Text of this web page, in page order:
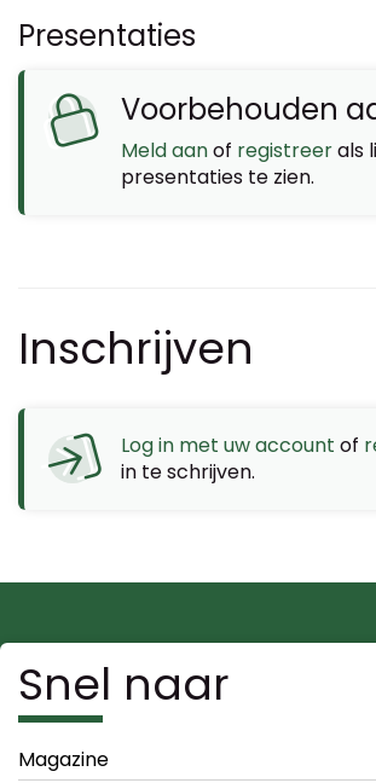
Presentaties
Voorbehouden
Meld aanof registreerals
presentaties te zien.
Inschrijven
Log in met uw account of
in te schrijven.
Snel naar
Magazine